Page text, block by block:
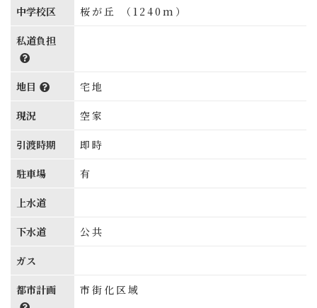
中学校区 桜が丘 （1240m）
私道負担
地目 宅地
現況 空家
引渡時期 即時
駐車場 有
上水道
下水道 公共
ガス
都市計画 市街化区域